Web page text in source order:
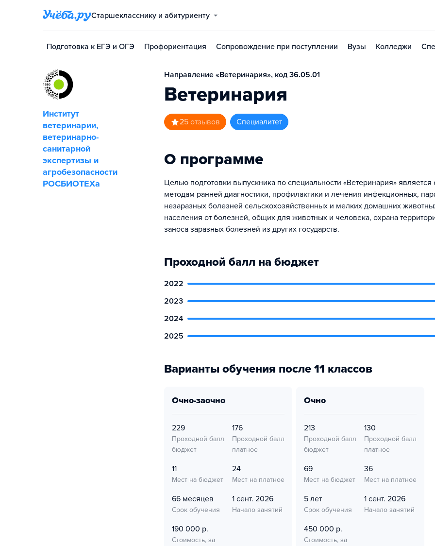
Старшекласснику и абитуриенту
Подготовка к ЕГЭ и ОГЭ Профориентация Сопровождение при поступлении Вузы Колледжи
Институт
ветеринарии,
ветеринарно-
санитарной
экспертизы и
агробезопасности
РОСБИОТЕХа
Направление «Ветеринария», код 36.05.01
Ветеринария
25 отзывов специалитет
О программе
Целью подготовки выпускника по специальности «Ветеринария» является
методам ранней диагностики, профилактики и лечения инфекционных,
незаразных болезней сельскохозяйственных и мелких домашних
населения от болезней, общих для животных и человека, охрана
заноса заразных болезней из других государств.
Проходной балл на бюджет
2022
2023
2024
2025
Варианты обучения после 11 классов
очно-заочно
229
Проходной балл
бюджет
176
Проходной балл
платное
11
Мест на бюджет
24
Мест на платное
66 месяцев
Срок обучения
1 сент. 2026
Начало занятий
190 000 р.
Стоимость, за
очно
213
Проходной балл
бюджет
130
Проходной балл
платное
69
Мест на бюджет
36
Мест на платное
5 лет
Срок обучения
1 сент. 2026
Начало занятий
450 000 р.
Стоимость, за